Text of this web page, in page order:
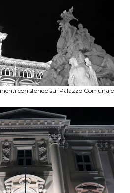
con sfondo sul Palazzo Comunale